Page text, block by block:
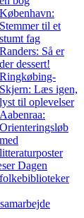
København:
Stemmer til et
stumt fag
Randers: Så er
der dessert!
Ringkøbing-
Skjern: Læs igen,
lyst til oplevelser
Aabenraa:
Orienteringsløb
med
litteraturposter
Dagen